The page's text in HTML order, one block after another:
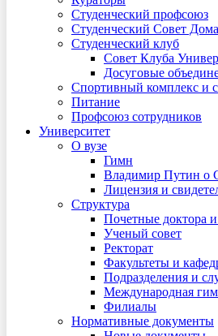
Студенческий профсоюз
Студенческий Совет
Студенческий клуб
Совет Клуба
Досуговые
Спортивный комплекс и
Питание
Профсоюз сотрудников
Университет
О вузе
Гимн
Владимир Путин
Лицензия и
Структура
Почетные доктора
Ученый совет
Ректорат
Факультеты и
Подразделения и
Международная
Филиалы
Нормативные документы